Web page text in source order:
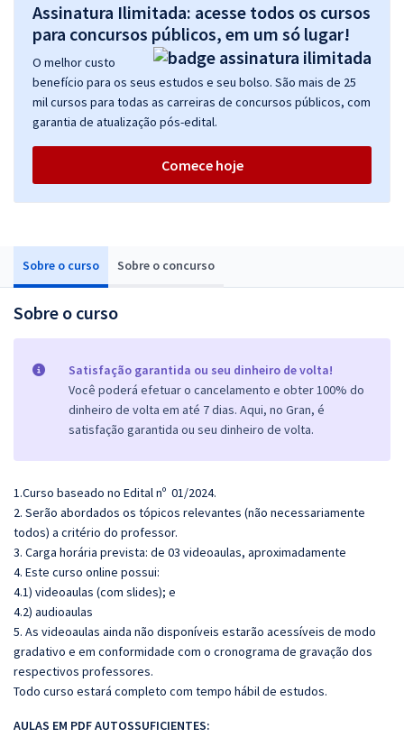
Sobre o curso Sobre o concurso
Sobre o curso
Satisfação garantida ou seu dinheiro de volta!
Você poderá efetuar o cancelamento e obter 100% do
dinheiro de volta em até 7 dias. Aqui, no Gran, é
satisfação garantida ou seu dinheiro de volta.
1.Curso baseado no Edital nº 01/2024.
2. Serão abordados os tópicos relevantes (não necessariamente
todos) a critério do professor.
3. Carga horária prevista: de 03 videoaulas, aproximadamente
4. Este curso online possui:
4.1) videoaulas (com slides); e
4.2) audioaulas
5. As videoaulas ainda não disponíveis estarão acessíveis de modo
gradativo e em conformidade com o cronograma de gravação dos
respectivos professores.
Todo curso estará completo com tempo hábil de estudos.
AULAS EM PDF AUTOSSUFICIENTES:
Assinatura Ilimitada: acesse todos os cursos
para concursos públicos, em um só lugar!
O melhor custo
benefício para os seus estudos e seu bolso. São mais de 25
mil cursos para todas as carreiras de concursos públicos, com
garantia de atualização pós-edital.
Comece hoje